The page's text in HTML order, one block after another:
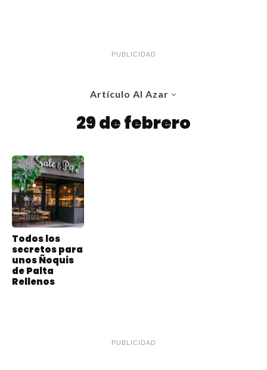
PUBLICIDAD
Artículo Al Azar
29 de febrero
Todos los
secretos para
unos Ñoquis
de Palta
Rellenos
PUBLICIDAD